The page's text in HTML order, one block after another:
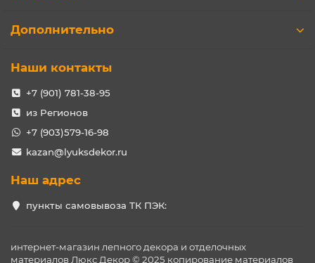
Дополнительно
Наши контакты
+7 (901) 781-38-95
из Регионов
+7 (903)579-16-98
kazan@lyuksdekor.ru
Наш адрес
пункты самовывоза ТК ПЭК:
интернет-магазин лепного декора и отделочных
материалов Люкс Декор © 2025 копирование материалов